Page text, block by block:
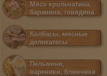
Мясо крольчатина,
баранина, говядина
Колбасы, мясные
деликатесы
Пельмени,
вареники, блинчики